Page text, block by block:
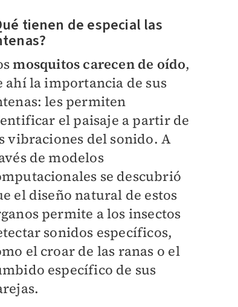
tienen de especial las
mosquitos carecen de oído,
ahí la importancia de sus
les permiten
el paisaje a partir de
vibraciones del sonido. A
de modelos
se descubrió
el diseño natural de estos
permite a los insectos
sonidos específicos,
el croar de las ranas o el
específico de sus